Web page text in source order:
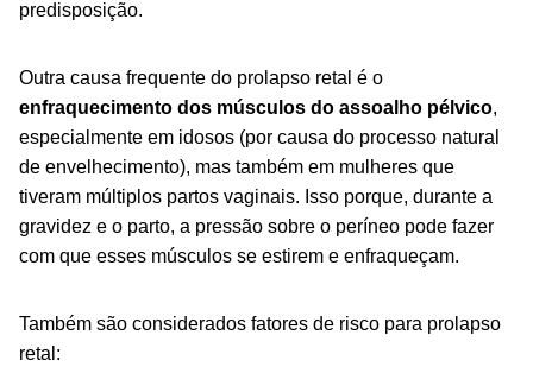
predisposição.
Outra causa frequente do prolapso retal é o
enfraquecimento dos músculos do assoalho pélvico,
especialmente em idosos (por causa do processo natural
de envelhecimento), mas também em mulheres que
tiveram múltiplos partos vaginais. Isso porque, durante a
gravidez e o parto, a pressão sobre o períneo pode fazer
com que esses músculos se estirem e enfraqueçam.
Também são considerados fatores de risco para prolapso
retal: